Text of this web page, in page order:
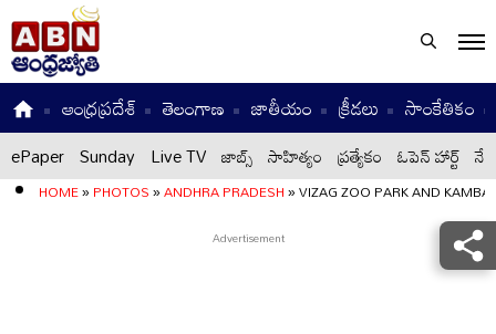
ఆంధ్రప్రదేశ్ తెలంగాణ జాతీయం క్రీడలు సాంకేతికం
ePaper Sunday Live TV జాబ్స్ సాహిత్యం ప్రత్యేకం ఓపెన్ హార్ట్
HOME»PHOTOS»ANDHRA PRADESH»VIZAG ZOO PARK AND